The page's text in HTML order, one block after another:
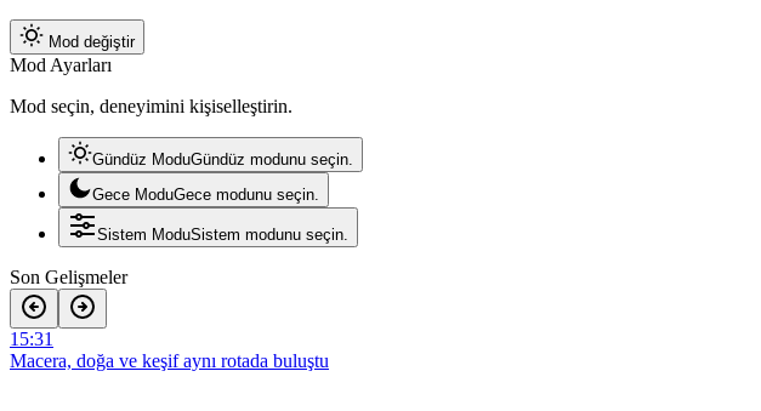
Mod değiştir
Mod Ayarları
Mod seçin, deneyimini kişiselleştirin.
Gündüz ModuGündüz modunu seçin.
Gece ModuGece modunu seçin.
Sistem ModuSistem modunu seçin.
Son Gelişmeler
15:31
Macera, doğa ve keşif aynı rotada buluştu